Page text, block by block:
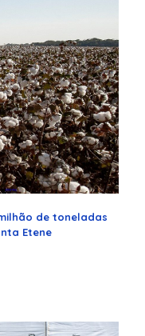
de toneladas
Etene